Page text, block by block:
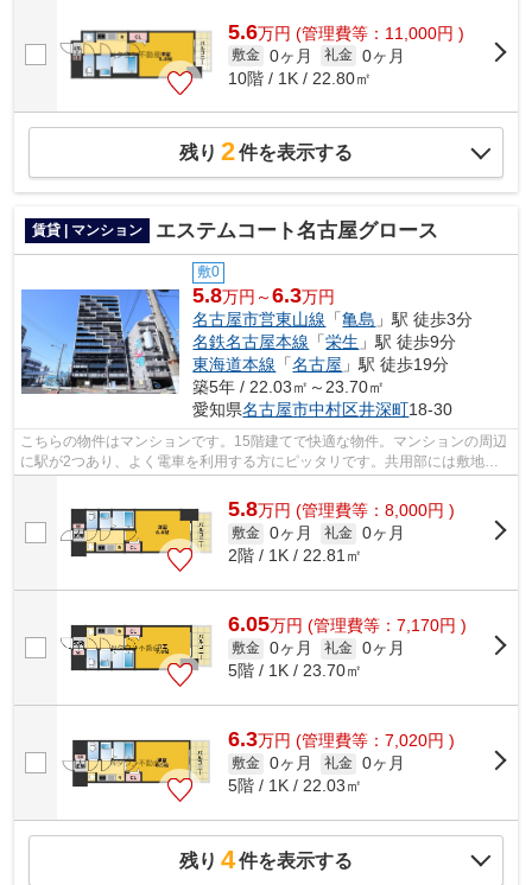
5.6万円 (管理費等：11,000円 )
敷金 0ヶ月 礼金 0ヶ月
10階 / 1K / 22.80㎡
残り 2件を表示する
賃貸 | マンション エステムコート名古屋グロース
敷0
5.8万円～6.3万円
名古屋市営東山線 「亀島 」駅 徒歩3分
名鉄名古屋本線 「栄生 」駅 徒歩9分
東海道本線 「名古屋 」駅 徒歩19分
築5年 / 22.03㎡～23.70㎡
愛知県名古屋市中村区井深町18-30
こちらの物件はマンションです。15階建てで快適な物件。マンションの周辺
に駅が2つあり、よく電車を利用する方にピッタリです。共用部には敷地内
ごみ置き場・エレベータなどが揃ってお...
5.8万円 (管理費等：8,000円 )
敷金 0ヶ月 礼金 0ヶ月
2階 / 1K / 22.81㎡
6.05万円 (管理費等：7,170円 )
敷金 0ヶ月 礼金 0ヶ月
5階 / 1K / 23.70㎡
6.3万円 (管理費等：7,020円 )
敷金 0ヶ月 礼金 0ヶ月
5階 / 1K / 22.03㎡
残り 4件を表示する